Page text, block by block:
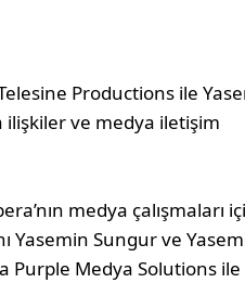
Productions ile
ve medya iletişim
medya çalışmaları
Yasemin Sungur ve
Purple Medya Solutions ile